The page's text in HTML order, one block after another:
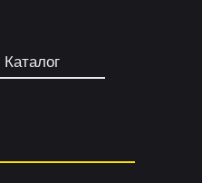
Каталог